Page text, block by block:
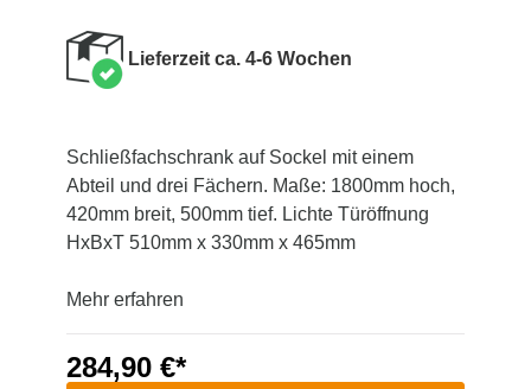
Lieferzeit ca. 4-6 Wochen
Schließfachschrank auf Sockel mit einem
Abteil und drei Fächern. Maße: 1800mm hoch,
420mm breit, 500mm tief. Lichte Türöffnung
HxBxT 510mm x 330mm x 465mm
Mehr erfahren
284,90 €*